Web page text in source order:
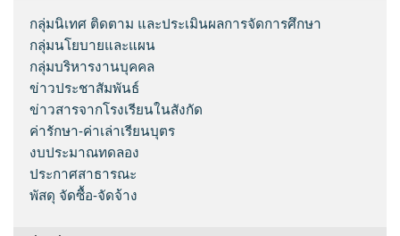
กลุ่มนิเทศ ติดตาม และประเมินผลการจัดการศึกษา
กลุ่มนโยบายและแผน
กลุ่มบริหารงานบุคคล
ข่าวประชาสัมพันธ์
ข่าวสารจากโรงเรียนในสังกัด
ค่ารักษา-ค่าเล่าเรียนบุตร
งบประมาณทดลอง
ประกาศสาธารณะ
พัสดุ จัดซื้อ-จัดจ้าง